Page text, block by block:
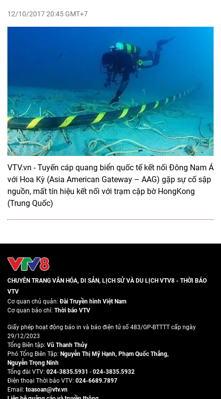
12/10/2017 20:45 GMT+7
VTV.vn - Tuyến cáp quang biển quốc tế kết nối Đông Nam Á
với Hoa Kỳ (Asia American Gateway – AAG) gặp sự cố sập
nguồn, mất tín hiệu kết nối với trạm cập bờ HongKong
(Trung Quốc)
CHUYÊN TRANG VĂN HÓA, DI SẢN, LỊCH SỬ VÀ DU LỊCH VTV8 - THỜI BÁO
VTV
Cơ quan chủ quản:Đài Truyền hình Việt Nam
Cơ quan báo chí: Thời báo VTV
Giấy phép hoạt động báo in và báo điện tử số 483/GP-BTTTT cấp ngày
29/12/2023
Tổng Biên tập: Vũ Thanh Thủy
Phó Tổng Biên Tập: Nguyễn Thị Mỹ Hạnh, Phạm Quốc Thắng,
Nguyễn Trọng Ninh
Tổng đài VTV: 024-3835.5931 - 024-3835.5932
Ðiện thoại Thời báo VTV: 024-6689.7897
Email: toasoan@vtv.vn